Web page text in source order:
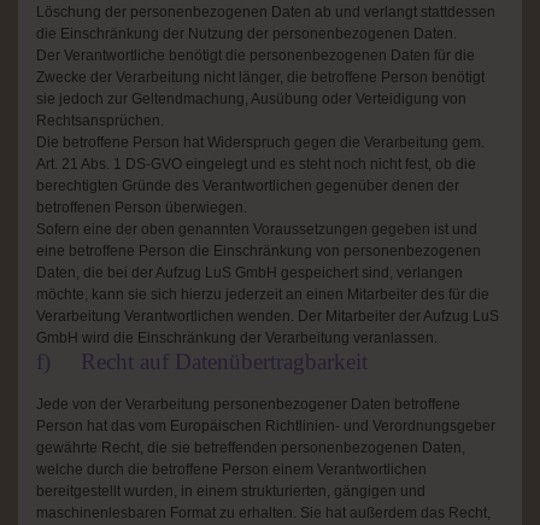
Löschung der personenbezogenen Daten ab und verlangt stattdessen
die Einschränkung der Nutzung der personenbezogenen Daten.
Der Verantwortliche benötigt die personenbezogenen Daten für die
Zwecke der Verarbeitung nicht länger, die betroffene Person benötigt
sie jedoch zur Geltendmachung, Ausübung oder Verteidigung von
Rechtsansprüchen.
Die betroffene Person hat Widerspruch gegen die Verarbeitung gem.
Art. 21 Abs. 1 DS-GVO eingelegt und es steht noch nicht fest, ob die
berechtigten Gründe des Verantwortlichen gegenüber denen der
betroffenen Person überwiegen.
Sofern eine der oben genannten Voraussetzungen gegeben ist und
eine betroffene Person die Einschränkung von personenbezogenen
Daten, die bei der Aufzug LuS GmbH gespeichert sind, verlangen
möchte, kann sie sich hierzu jederzeit an einen Mitarbeiter des für die
Verarbeitung Verantwortlichen wenden. Der Mitarbeiter der Aufzug LuS
GmbH wird die Einschränkung der Verarbeitung veranlassen.
f) Recht auf Datenübertragbarkeit
Jede von der Verarbeitung personenbezogener Daten betroffene
Person hat das vom Europäischen Richtlinien- und Verordnungsgeber
gewährte Recht, die sie betreffenden personenbezogenen Daten,
welche durch die betroffene Person einem Verantwortlichen
bereitgestellt wurden, in einem strukturierten, gängigen und
maschinenlesbaren Format zu erhalten. Sie hat außerdem das Recht,